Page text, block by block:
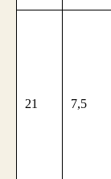
21 7,5